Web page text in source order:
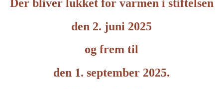
Der bliver lukket for varmen i stiftelsen
den 2. juni 2025
og frem til
den 1. september 2025.